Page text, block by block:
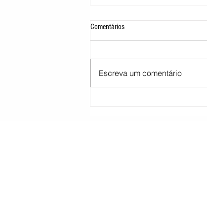
Comentários
Escreva um comentário